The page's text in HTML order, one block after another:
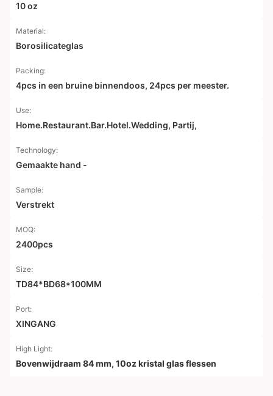
10 oz
Material:
Borosilicateglas
Packing:
4pcs in een bruine binnendoos, 24pcs per meester.
Use:
Home.Restaurant.Bar.Hotel.Wedding, Partij,
Technology:
Gemaakte hand -
Sample:
Verstrekt
MOQ:
2400pcs
Size:
TD84*BD68*100MM
Port:
XINGANG
High Light:
Bovenwijdraam 84 mm, 10oz kristal glas flessen